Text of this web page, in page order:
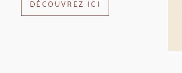
DÉCOUVREZ ICI